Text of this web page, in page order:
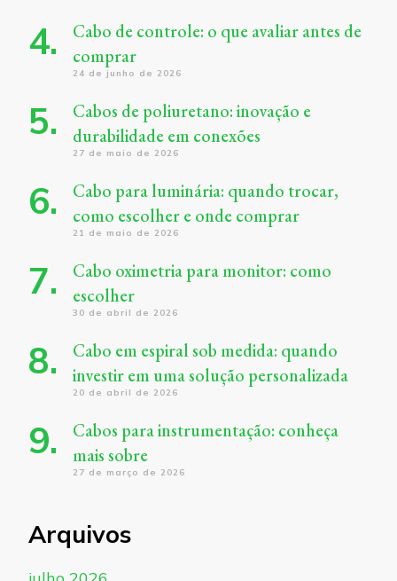
Cabo de controle: o que avaliar antes de
comprar
24 de junho de 2026
Cabos de poliuretano: inovação e
durabilidade em conexões
27 de maio de 2026
Cabo para luminária: quando trocar,
como escolher e onde comprar
21 de maio de 2026
Cabo oximetria para monitor: como
escolher
30 de abril de 2026
Cabo em espiral sob medida: quando
investir em uma solução personalizada
20 de abril de 2026
Cabos para instrumentação: conheça
mais sobre
27 de março de 2026
Arquivos